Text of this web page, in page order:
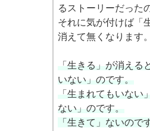
るストーリーだった
それに気が付けば「
消えて無くなります。
「生きる」が消える
いない」のです。
「生まれてもいない
ない」のです。
「生きて」ないので